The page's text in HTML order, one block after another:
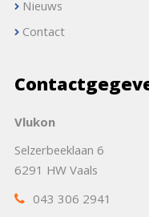
Nieuws
Contact
Vlukon
Selzerbeeklaan 6
6291 HW Vaals
043 306 2941